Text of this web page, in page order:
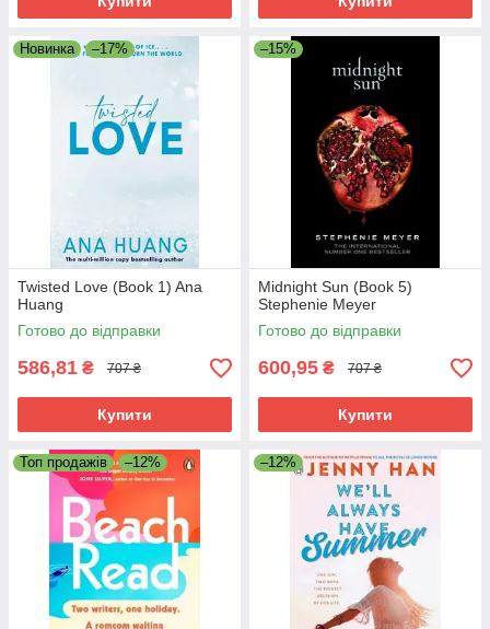
Новинка –17%
Twisted Love (Book 1) Ana
Huang
Готово до відправки
586,81 ₴ 707 ₴
Купити
–15%
Midnight Sun (Book 5)
Stephenie Meyer
Готово до відправки
600,95 ₴ 707 ₴
Купити
Топ продажів –12% –12%